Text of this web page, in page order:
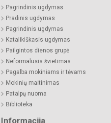
Pagrindinis ugdymas
Pradinis ugdymas
Pagrindinis ugdymas
Katalikiškasis ugdymas
Pailgintos dienos grupė
Neformalusis švietimas
Pagalba mokiniams ir tėvams
Mokinių maitinimas
Patalpų nuoma
Biblioteka
Informacija